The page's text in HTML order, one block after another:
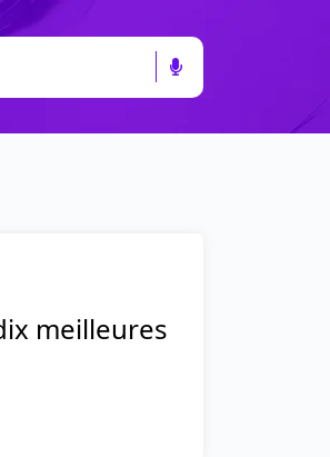
meilleures